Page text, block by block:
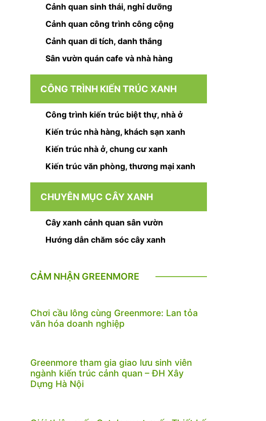
Cảnh quan sinh thái, nghỉ dưỡng
Cảnh quan công trình công cộng
Cảnh quan di tích, danh thắng
Sân vườn quán cafe và nhà hàng
CÔNG TRÌNH KIẾN TRÚC XANH
Công trình kiến trúc biệt thự, nhà ở
Kiến trúc nhà hàng, khách sạn xanh
Kiến trúc nhà ở, chung cư xanh
Kiến trúc văn phòng, thương mại xanh
CHUYÊN MỤC CÂY XANH
Cây xanh cảnh quan sân vườn
Hướng dẫn chăm sóc cây xanh
CẢM NHẬN GREENMORE
Chơi cầu lông cùng Greenmore: Lan tỏa
văn hóa doanh nghiệp
Greenmore tham gia giao lưu sinh viên
ngành kiến trúc cảnh quan – ĐH Xây
Dựng Hà Nội